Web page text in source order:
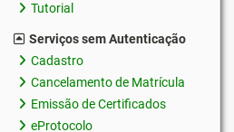
Tutorial
Serviços sem Autenticação
Cadastro
Cancelamento de Matrícula
Emissão de Certificados
eProtocolo